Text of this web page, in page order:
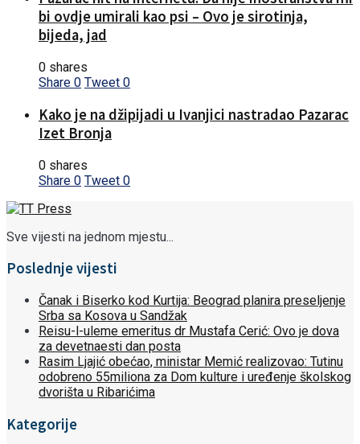
bi ovdje umirali kao psi – Ovo je sirotinja,
bijeda, jad
0 shares
Share 0 Tweet 0
Kako je na džipijadi u Ivanjici nastradao Pazarac
Izet Bronja
0 shares
Share 0 Tweet 0
Sve vijesti na jednom mjestu...
Poslednje vijesti
Čanak i Biserko kod Kurtija: Beograd planira preseljenje
Srba sa Kosova u Sandžak
Reisu-l-uleme emeritus dr Mustafa Cerić: Ovo je dova
za devetnaesti dan posta
Rasim Ljajić obećao, ministar Memić realizovao: Tutinu
odobreno 55miliona za Dom kulture i uređenje školskog
dvorišta u Ribarićima
Kategorije